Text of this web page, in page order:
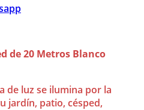
de 20 Metros Blanco
de luz se ilumina por la
jardín, patio, césped,